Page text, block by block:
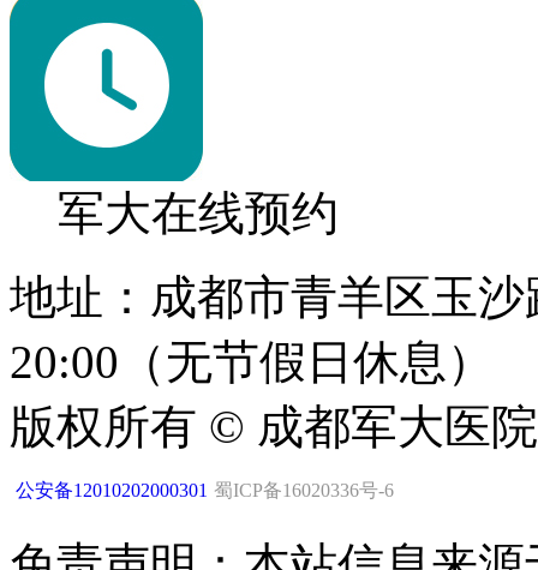
军大在线预约
地址：成都市青羊区玉
20:00（无节假日休息）
版权所有 © 成都军大医
公安备12010202000301 蜀ICP备16020336号-6